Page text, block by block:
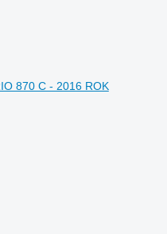
870 C - 2016 ROK